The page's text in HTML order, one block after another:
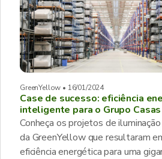
GreenYellow • 16/01/2024
Case de sucesso: eficiência
inteligente para o Grupo Casas
Conheça os projetos de
da GreenYellow que resultaram
eficiência energética para uma